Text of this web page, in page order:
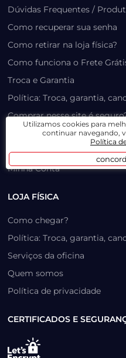
Dúvidas Frequentes /
Como recuperar sua senha
Como retirar na loja física?
Como funciona o Frete
Troca e Garantia
Política: Troca, garantia,
Comprar nesse site é
Formas de pagamento
Trabalhe Conosco
Minha Conta
LOJA FÍSICA
Como chegar?
Política: Troca, garantia,
Serviços da oficina
Quem somos
Política de privacidade
CERTIFICADOS E
Utilizamos cookies para
continuar navegando,
Política